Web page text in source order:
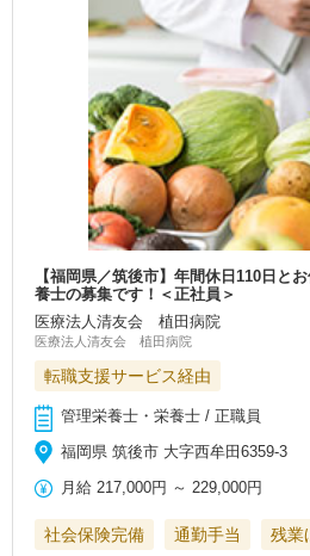
【福岡県／筑後市】年間休日110日と
養士の募集です！＜正社員＞
医療法人清友会 植田病院
医療法人清友会 植田病院
転職支援サービス経由
管理栄養士・栄養士 / 正職員
福岡県 筑後市 大字西牟田6359-3
月給 217,000円 ～229,000円
社会保険完備 通勤手当 残業